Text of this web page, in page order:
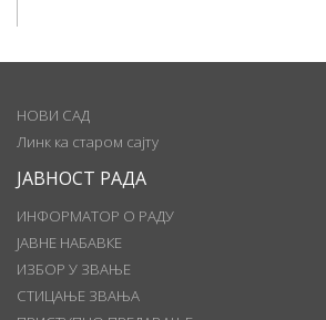
НОВИ САД
Линк ка старом сајту
ЈАВНОСТ РАДА
ИНФОРМАТОР О РАДУ
ЈАВНЕ НАБАВКЕ
ИЗБОР У ЗВАЊЕ
СТИЦАЊЕ ЗВАЊА